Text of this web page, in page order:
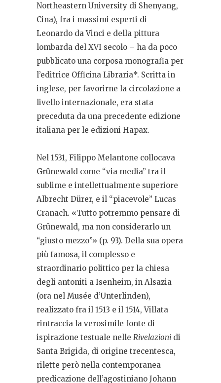
Northeastern University di Shenyang,
Cina), fra i massimi esperti di
Leonardo da Vinci e della pittura
lombarda del XVI secolo – ha da poco
pubblicato una corposa monografia per
l’editrice Officina Libraria*. Scritta in
inglese, per favorirne la circolazione a
livello internazionale, era stata
preceduta da una precedente edizione
italiana per le edizioni Hapax.
Nel 1531, Filippo Melantone collocava
Grünewald come “via media” tra il
sublime e intellettualmente superiore
Albrecht Dürer, e il “piacevole” Lucas
Cranach. «Tutto potremmo pensare di
Grünewald, ma non considerarlo un
“giusto mezzo”» (p. 93). Della sua opera
più famosa, il complesso e
straordinario polittico per la chiesa
degli antoniti a Isenheim, in Alsazia
(ora nel Musée d’Unterlinden),
realizzato fra il 1513 e il 1514, Villata
rintraccia la verosimile fonte di
ispirazione testuale nelle Rivelazioni di
Santa Brigida, di origine trecentesca,
rilette però nella contemporanea
predicazione dell’agostiniano Johann